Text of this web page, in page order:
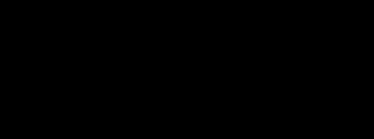
tondeuses standaard geleverd met een Andis UltraEdge scheerkop
de oren, liezen etc. Scheerkop nummer 10 is als enige kop geschikt
en geschikt voor elke vacht. Er is keuze uit ruim